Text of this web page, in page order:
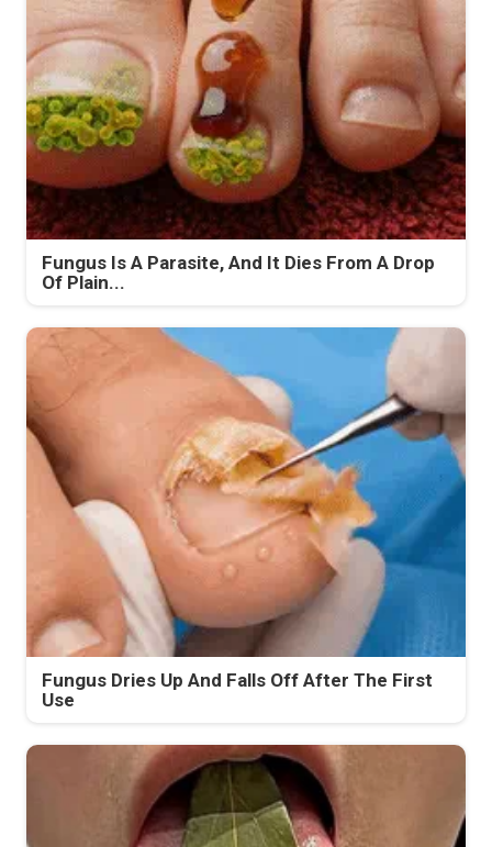
Fungus Is A Parasite, And It Dies From A Drop
Of Plain...
Fungus Dries Up And Falls Off After The First
Use